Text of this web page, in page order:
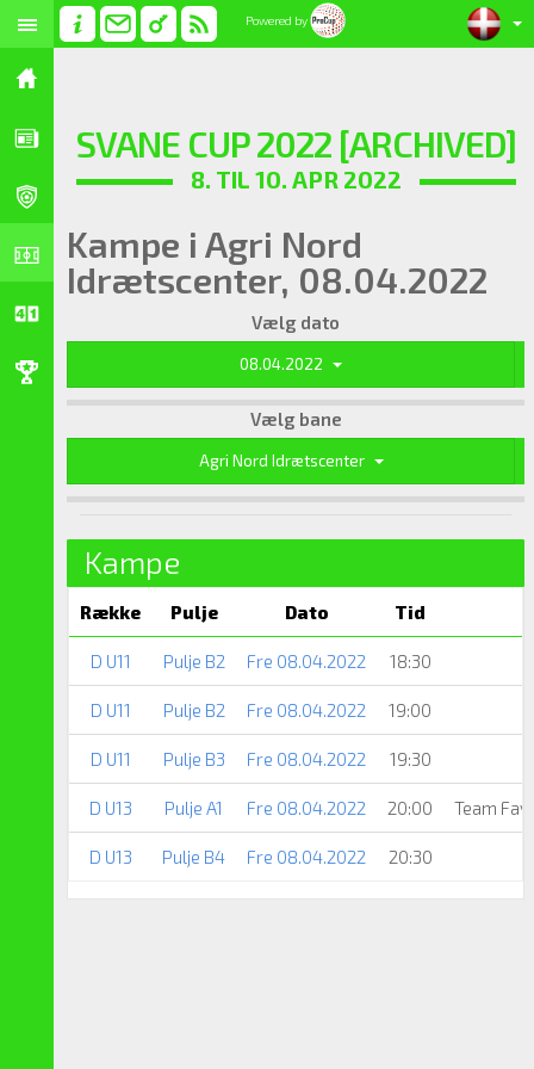
Powered by
SVANE CUP 2022 [ARCHIVED]
8. TIL 10. APR 2022
Kampe i Agri Nord
Idrætscenter, 08.04.2022
Vælg dato
08.04.2022
Vælg bane
Agri Nord Idrætscenter
Kampe
Række Pulje Dato Tid
D U11 Pulje B2 Fre 08.04.2022 18:30
D U11 Pulje B2 Fre 08.04.2022 19:00
D U11 Pulje B3 Fre 08.04.2022 19:30
D U13 Pulje A1 Fre 08.04.2022 20:00 Team
D U13 Pulje B4 Fre 08.04.2022 20:30